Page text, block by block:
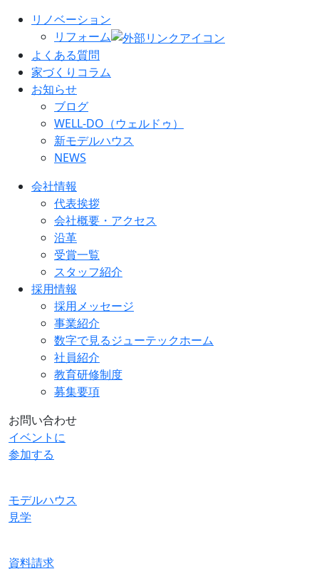
リノベーション
リフォーム
よくある質問
家づくりコラム
お知らせ
ブログ
WELL-DO（ウェルドゥ）
新モデルハウス
NEWS
会社情報
代表挨拶
会社概要・アクセス
沿革
受賞一覧
スタッフ紹介
採用情報
採用メッセージ
事業紹介
数字で見るジューテックホーム
社員紹介
教育研修制度
募集要項
お問い合わせ
イベントに
参加する
モデルハウス
見学
資料請求